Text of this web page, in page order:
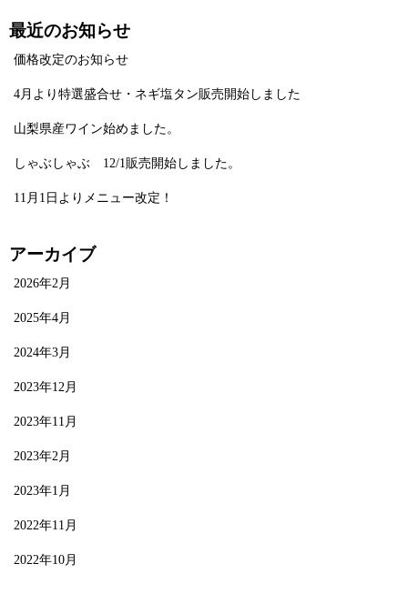
最近のお知らせ
価格改定のお知らせ
4月より特選盛合せ・ネギ塩タン販売開始しました
山梨県産ワイン始めました。
しゃぶしゃぶ 12/1販売開始しました。
11月1日よりメニュー改定！
アーカイブ
2026年2月
2025年4月
2024年3月
2023年12月
2023年11月
2023年2月
2023年1月
2022年11月
2022年10月